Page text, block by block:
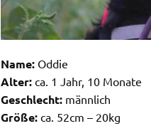
Name:Oddie
Alter:ca. 1 Jahr, 10 Monate
Geschlecht:männlich
Größe:ca. 52cm – 20kg